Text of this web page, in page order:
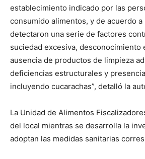
establecimiento indicado por las
consumido alimentos, y de acuerdo
detectaron una serie de factores
suciedad excesiva, desconocimiento
ausencia de productos de limpieza
deficiencias estructurales y
incluyendo cucarachas”, detalló la
La Unidad de Alimentos
del local mientras se desarrolla la
adoptan las medidas sanitarias